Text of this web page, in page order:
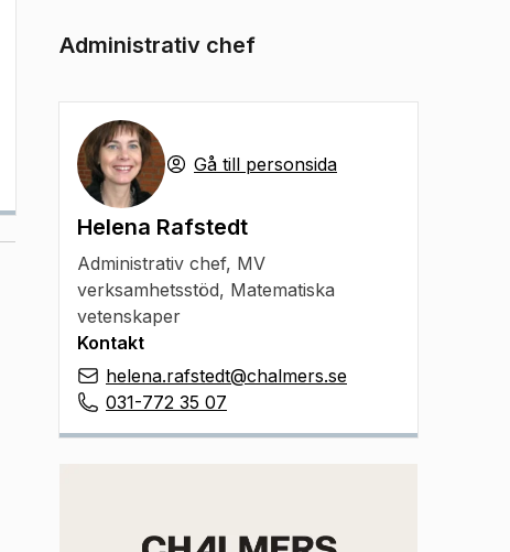
Administrativ chef
Gå till personsida
Helena Rafstedt
Administrativ chef, MV
verksamhetsstöd, Matematiska
vetenskaper
Kontakt
helena.rafstedt@chalmers.se
031-772 35 07